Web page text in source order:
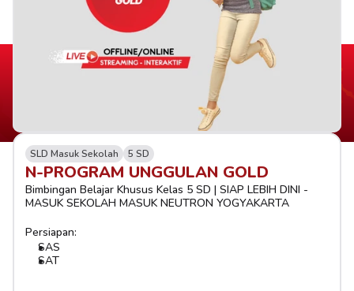
SLD Masuk Sekolah 5 SD
N-PROGRAM UNGGULAN GOLD
Bimbingan Belajar Khusus Kelas 5 SD | SIAP LEBIH DINI -
MASUK SEKOLAH MASUK NEUTRON YOGYAKARTA
Persiapan:
SAS
SAT